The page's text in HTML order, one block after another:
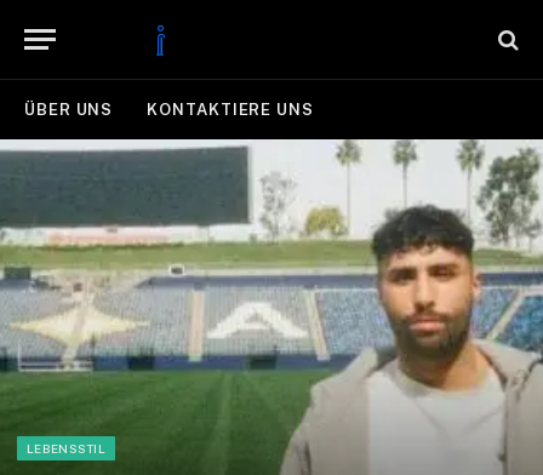
ÜBER UNS KONTAKTIERE UNS
LEBENSSTIL